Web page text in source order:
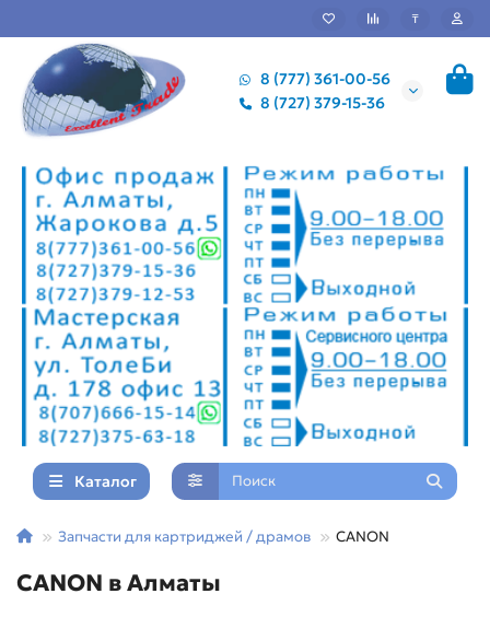
₸
8 (777) 361-00-56
8 (727) 379-15-36
Каталог
Запчасти для картриджей / драмов CANON
CANON в Алматы